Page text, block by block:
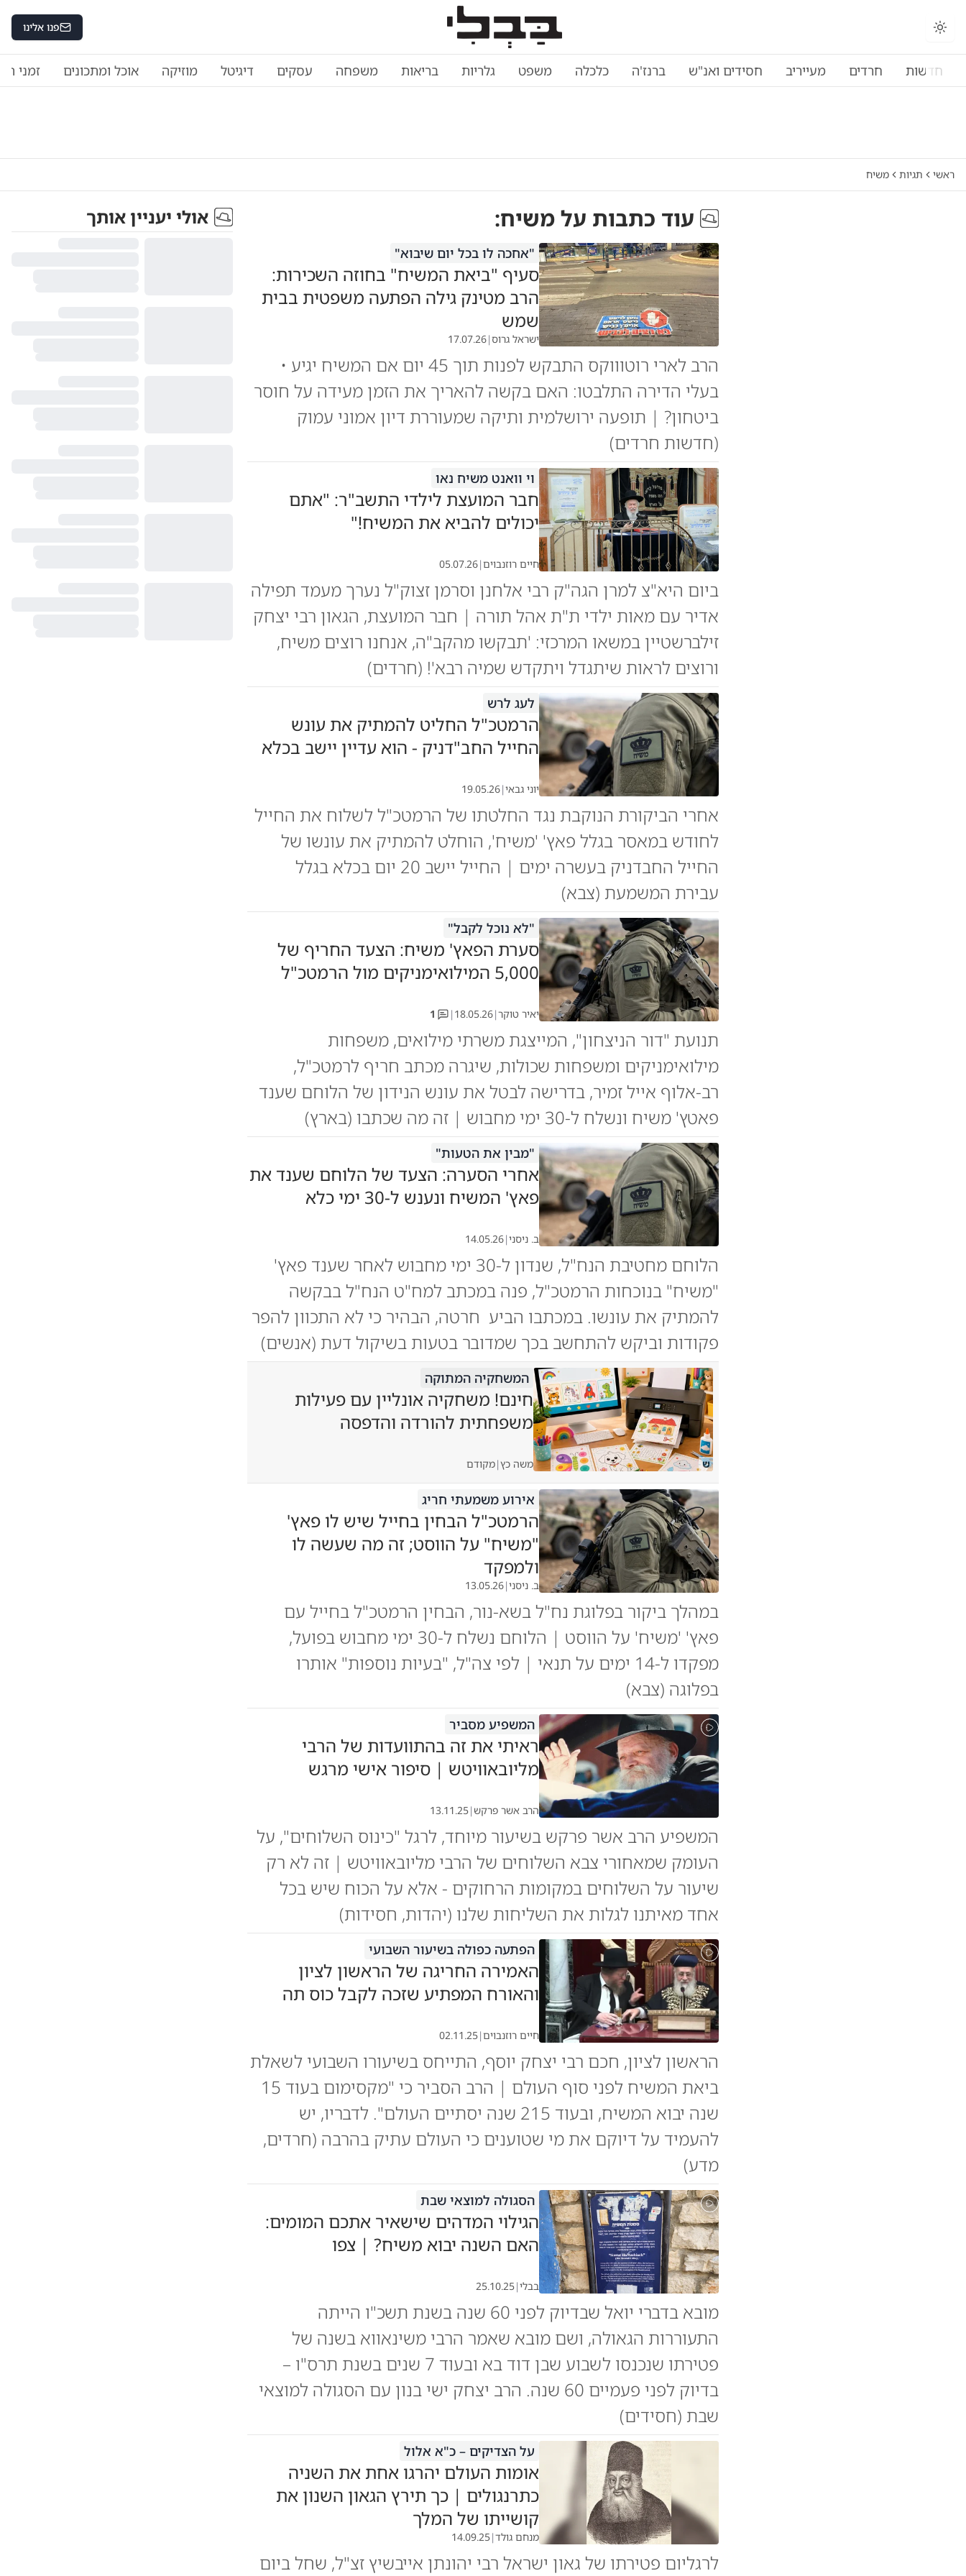
פנו אלינו
חדשות חרדים מעייריב חסידים ואנ"ש ברנז'ה כלכלה משפט גלריות בריאות משפחה עסקים דיגיטל מוזיקה אוכל ומתכונים זמני
ראשי תגיות משיח
עוד כתבות עלמשיח:
"אחכה לו בכל יום שיבוא"
סעיף "ביאת המשיח" בחוזה השכירות:
הרב מטינק גילה הפתעה משפטית בבית
שמש
ישראל גרוס|
17.07.26
הרב לארי רוטוווקס התבקש לפנות תוך 45 יום אם המשיח יגיע •
בעלי הדירה התלבטו: האם בקשה להאריך את הזמן מעידה על חוסר
ביטחון? | תופעה ירושלמית ותיקה שמעוררת דיון אמוני עמוק
(חדשות חרדים)
וי וואנט משיח נאו
חבר המועצת לילדי התשב"ר: "אתם
יכולים להביא את המשיח!"
חיים רוזנבוים|
05.07.26
ביום היא"צ למרן הגה"ק רבי אלחנן וסרמן זצוק"ל נערך מעמד תפילה
אדיר עם מאות ילדי ת"ת אהל תורה | חבר המועצת, הגאון רבי יצחק
זילברשטיין במשאו המרכזי: 'תבקשו מהקב"ה, אנחנו רוצים משיח,
ורוצים לראות שיתגדל ויתקדש שמיה רבא'! (חרדים)
לעג לרש
הרמטכ"ל החליט להמתיק את עונש
החייל החב"דניק - הוא עדיין יישב בכלא
יוני גבאי|
19.05.26
אחרי הביקורת הנוקבת נגד החלטתו של הרמטכ"ל לשלוח את החייל
לחודש במאסר בגלל פאץ' 'משיח', הוחלט להמתיק את עונשו של
החייל החבדניק בעשרה ימים | החייל יישב 20 יום בכלא בגלל
עבירת המשמעת (צבא)
"לא נוכל לקבל"
סערת הפאץ' משיח: הצעד החריף של
5,000 המילואימניקים מול הרמטכ"ל
יאיר טוקר|
18.05.26
|
1
תנועת "דור הניצחון", המייצגת משרתי מילואים, משפחות
מילואימניקים ומשפחות שכולות, שיגרה מכתב חריף לרמטכ"ל,
רב-אלוף אייל זמיר, בדרישה לבטל את עונש הנידון של הלוחם שענד
פאטץ' משיח ונשלח ל-30 ימי מחבוש | זה מה שכתבו (בארץ)
"מבין את הטעות"
אחרי הסערה: הצעד של הלוחם שענד את
פאץ' המשיח ונענש ל-30 ימי כלא
ב. ניסני|
14.05.26
הלוחם מחטיבת הנח"ל, שנדון ל-30 ימי מחבוש לאחר שענד פאץ'
"משיח" בנוכחות הרמטכ"ל, פנה במכתב למח"ט הנח"ל בבקשה
להמתיק את עונשו. במכתבו הביע חרטה, הבהיר כי לא התכוון להפר
פקודות וביקש להתחשב בכך שמדובר בטעות בשיקול דעת (אנשים)
ש
המשחקיה המתוקה
חינם! משחקיה אונליין עם פעילות
משפחתית להורדה והדפסה
משה כץ|מקודם
אירוע משמעתי חריג
הרמטכ"ל הבחין בחייל שיש לו פאץ'
"משיח" על הווסט; זה מה שעשה לו
ולמפקד
ב. ניסני|
13.05.26
במהלך ביקור בפלוגת נח"ל בשא-נור, הבחין הרמטכ"ל בחייל עם
פאץ' 'משיח' על הווסט | הלוחם נשלח ל-30 ימי מחבוש בפועל,
מפקדו ל-14 ימים על תנאי | לפי צה"ל, "בעיות נוספות" אותרו
בפלוגה (צבא)
המשפיע מסביר
ראיתי את זה בהתוועדות של הרבי
מליובאוויטש | סיפור אישי מרגש
הרב אשר פרקש |
13.11.25
המשפיע הרב אשר פרקש בשיעור מיוחד, לרגל "כינוס השלוחים", על
העומק שמאחורי צבא השלוחים של הרבי מליובאוויטש | זה לא רק
שיעור על השלוחים במקומות הרחוקים - אלא על הכוח שיש בכל
אחד מאיתנו לגלות את השליחות שלנו (יהדות, חסידות)
הפתעה כפולה בשיעור השבועי
האמירה החריגה של הראשון לציון
והאורח המפתיע שזכה לקבל כוס תה
חיים רוזנבוים|
02.11.25
הראשון לציון, חכם רבי יצחק יוסף, התייחס בשיעורו השבועי לשאלת
ביאת המשיח לפני סוף העולם | הרב הסביר כי "מקסימום בעוד 15
שנה יבוא המשיח, ובעוד 215 שנה יסתיים העולם". לדבריו, יש
להעמיד על דיוקם את מי שטוענים כי העולם עתיק בהרבה (חרדים,
מדע)
הסגולה למוצאי שבת
הגילוי המדהים שישאיר אתכם המומים:
האם השנה יבוא משיח? | צפו
בבלי|
25.10.25
מובא בדברי יואל שבדיוק לפני 60 שנה בשנת תשכ"ו הייתה
התעוררות הגאולה, ושם מובא שאמר הרבי משינאווא בשנה של
פטירתו שנכנסו לשבוע שבן דוד בא ובעוד 7 שנים בשנת תרס"ו –
בדיוק לפני פעמיים 60 שנה. הרב יצחק ישי בנון עם הסגולה למוצאי
שבת (חסידים)
על הצדיקים – כ"א אלול
אומות העולם יהרגו אחת את השניה
כתרנגולים | כך תירץ הגאון השנון את
קושייתו של המלך
מנחם גולד|
14.09.25
לרגליום פטירתו של גאון ישראל רבי יהונתן אייבשיץ זצ"ל, שחל ביום
אולי יעניין אותך